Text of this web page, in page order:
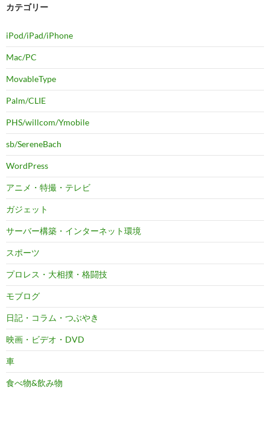
カテゴリー
iPod/iPad/iPhone
Mac/PC
MovableType
Palm/CLIE
PHS/willcom/Ymobile
sb/SereneBach
WordPress
アニメ・特撮・テレビ
ガジェット
サーバー構築・インターネット環境
スポーツ
プロレス・大相撲・格闘技
モブログ
日記・コラム・つぶやき
映画・ビデオ・DVD
車
食べ物&飲み物